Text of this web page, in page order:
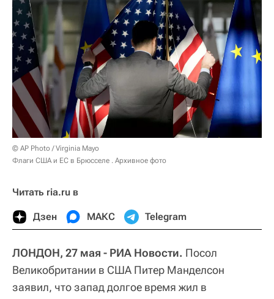
© AP Photo / Virginia Mayo
Флаги США и ЕС в Брюсселе . Архивное фото
Читать ria.ru в
Дзен МАКС Telegram
ЛОНДОН, 27 мая - РИА Новости. Посол
Великобритании в США Питер Манделсон
заявил, что запад долгое время жил в